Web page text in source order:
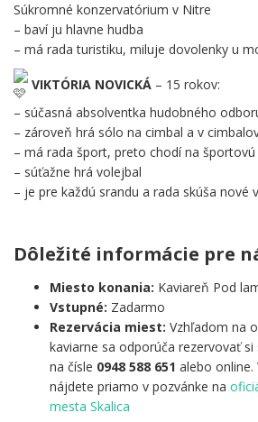
Súkromné konzervatórium v Nitre
– baví ju hlavne hudba
– má rada turistiku, miluje dovolenky u
VIKTÓRIA NOVICKÁ – 15 rokov:
– súčasná absolventka hudobného
– zároveň hrá sólo na cimbal a v
– má rada šport, preto chodí na športovú
– súťažne hrá volejbal
– je pre každú srandu a rada skúša nové
Dôležité informácie pre
Miesto konania: Kaviareň Pod
Vstupné: Zadarmo
Rezervácia miest: Vzhľadom na
kaviarne sa odporúča rezervovať
na čísle 0948 588 651 alebo
nájdete priamo v pozvánke na
mesta Skalica